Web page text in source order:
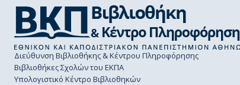
Διεύθυνση Βιβλιοθήκης & Κέντρου Πληροφόρησης
Βιβλιοθήκες Σχολών του ΕΚΠΑ
Υπολογιστικό Κέντρο Βιβλιοθηκών